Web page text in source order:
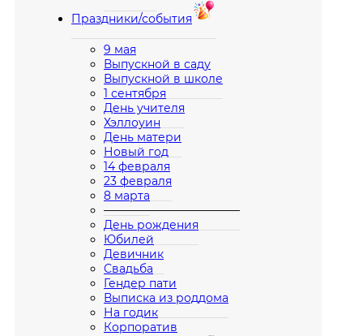
Праздники/события
9 мая
Выпускной в саду
Выпускной в школе
1 сентября
День учителя
Хэллоуин
День матери
Новый год
14 февраля
23 февраля
8 марта
————————————
День рождения
Юбилей
Девичник
Свадьба
Гендер пати
Выписка из роддома
На годик
Корпоратив